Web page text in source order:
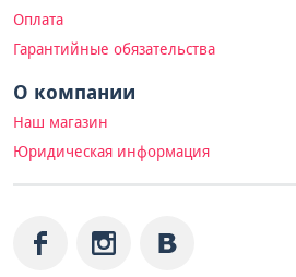
Оплата
Гарантийные обязательства
О компании
Наш магазин
Юридическая информация